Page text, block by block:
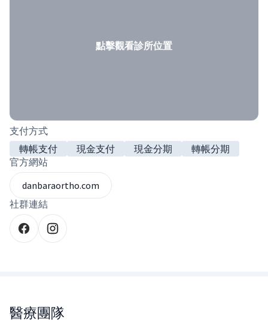
點擊觀看診所位置
支付方式
轉帳支付
現金支付 現金分期
轉帳分期
官方網站
danbaraortho.com
社群連結
醫療團隊